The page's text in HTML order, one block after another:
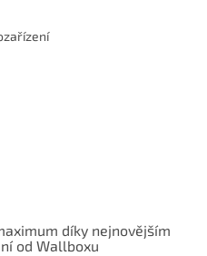
s
díky nejnovějším
od Wallboxu